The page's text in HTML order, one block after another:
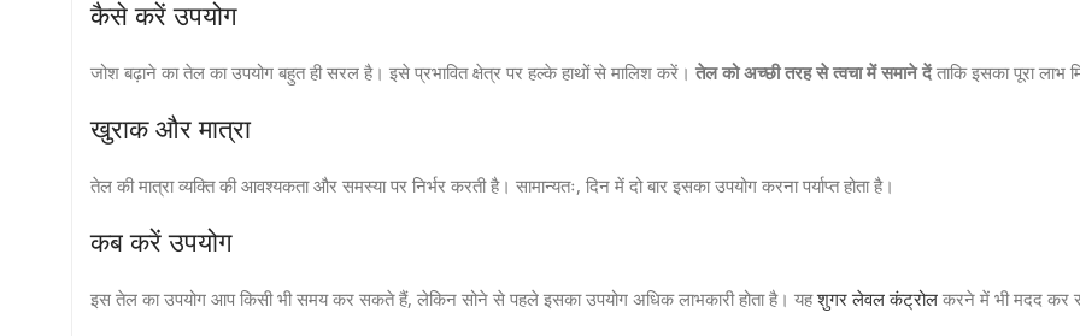
कैसे करें उपयोग
जोश बढ़ाने का तेल का उपयोग बहुत ही सरल है। इसे प्रभावित क्षेत्र पर हल्के हाथों से मालिश करें। तेल को अच्छी तरह से त्वचा में समाने देंताकि इसका पूरा लाभ
खुराक और मात्रा
तेल की मात्रा व्यक्ति की आवश्यकता और समस्या पर निर्भर करती है। सामान्यतः, दिन में दो बार इसका उपयोग करना पर्याप्त होता है।
कब करें उपयोग
इस तेल का उपयोग आप किसी भी समय कर सकते हैं, लेकिन सोने से पहले इसका उपयोग अधिक लाभकारी होता है। यहशुगर लेवल कंट्रोल करने में भी मदद कर